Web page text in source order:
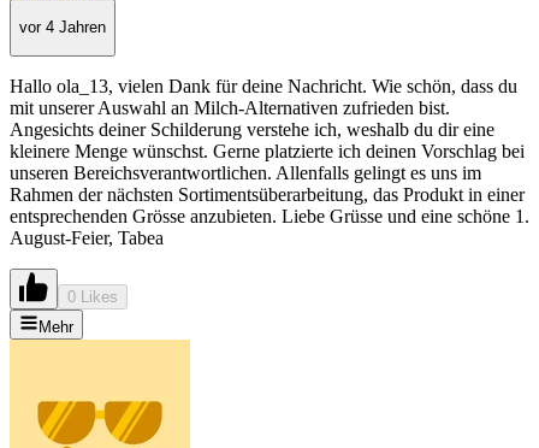
vor 4 Jahren
Hallo ola_13, vielen Dank für deine Nachricht. Wie schön, dass du
mit unserer Auswahl an Milch-Alternativen zufrieden bist.
Angesichts deiner Schilderung verstehe ich, weshalb du dir eine
kleinere Menge wünschst. Gerne platzierte ich deinen Vorschlag bei
unseren Bereichsverantwortlichen. Allenfalls gelingt es uns im
Rahmen der nächsten Sortimentsüberarbeitung, das Produkt in einer
entsprechenden Grösse anzubieten. Liebe Grüsse und eine schöne 1.
August-Feier, Tabea
0 Likes
Mehr